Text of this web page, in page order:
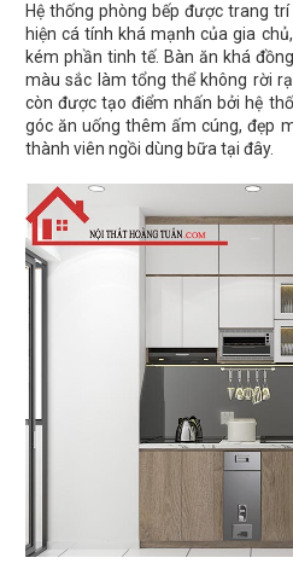
Hệ thống phòng bếp được trang
hiện cá tính khá mạnh của gia
kém phần tinh tế. Bàn ăn khá
màu sắc làm tổng thể không rời
còn được tạo điểm nhấn bởi hệ
góc ăn uống thêm ấm cúng, đẹp
thành viên ngồi dùng bữa tại đây.